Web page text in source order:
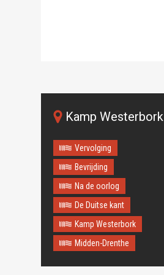
Kamp Westerbork
Vervolging
Bevrijding
Na de oorlog
De Duitse kant
Kamp Westerbork
Midden-Drenthe